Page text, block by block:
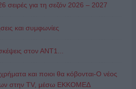
σειρές για τη σεζόν 2026 – 2027
και συμφωνίες
στον ΑΝΤ1...
και ποιοι θα κόβονται-Ο νέος
στην TV, μέσω ΕΚΚΟΜΕΔ